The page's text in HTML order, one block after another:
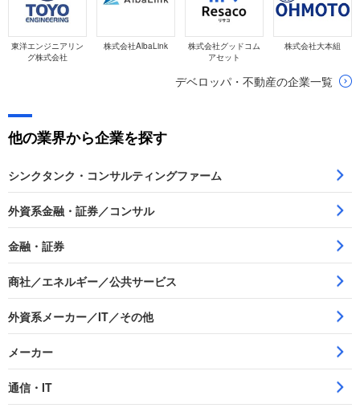
東洋エンジニアリン
グ株式会社
株式会社AlbaLink
株式会社グッドコム
アセット
株式会社大本組
デベロッパ・不動産の企業一覧
他の業界から企業を探す
シンクタンク・コンサルティングファーム
外資系金融・証券／コンサル
金融・証券
商社／エネルギー／公共サービス
外資系メーカー／IT／その他
メーカー
通信・IT